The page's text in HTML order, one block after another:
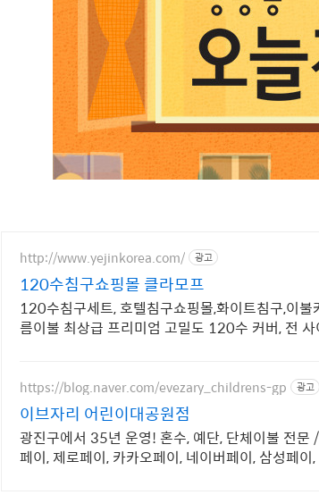
http://www.yejinkorea.com/ 광고
120수침구쇼핑몰 클라모프
120수침구세트, 호텔침구쇼핑몰,화이트침구,이불
름이불 최상급 프리미엄 고밀도 120수 커버, 전
https://blog.naver.com/evezary_childrens-gp 광고
이브자리 어린이대공원점
광진구에서 35년 운영! 혼수, 예단, 단체이불 전문 /
페이, 제로페이, 카카오페이, 네이버페이, 삼성페이